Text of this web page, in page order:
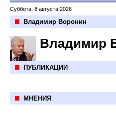
Суббота, 8 августа 2026
Владимир Воронин
Владимир
ПУБЛИКАЦИИ
МНЕНИЯ